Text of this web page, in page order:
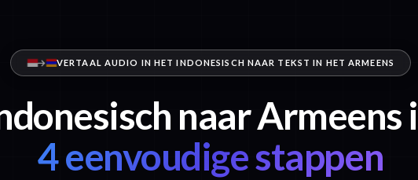
VERTAAL AUDIO IN HET INDONESISCH NAAR TEKST IN HET ARMEENS
naar Armeens
4 eenvoudige stappen